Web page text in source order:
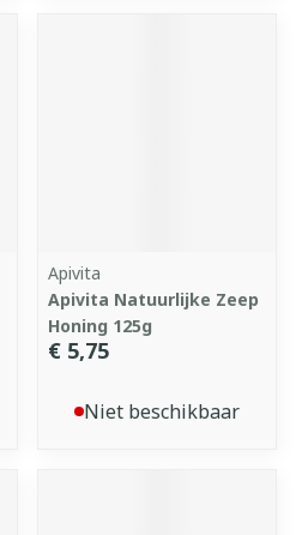
Apivita
Apivita Natuurlijke Zeep
Honing 125g
€ 5,75
Niet beschikbaar